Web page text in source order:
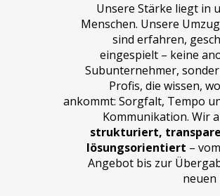
Unsere Stärke liegt in
Menschen. Unsere
sind erfahren,
eingespielt – keine
Subunternehmer,
Profis, die wissen,
ankommt: Sorgfalt, Tempo
Kommunikation. Wir
strukturiert,
lösungsorientiert –
Angebot bis zur
neuen